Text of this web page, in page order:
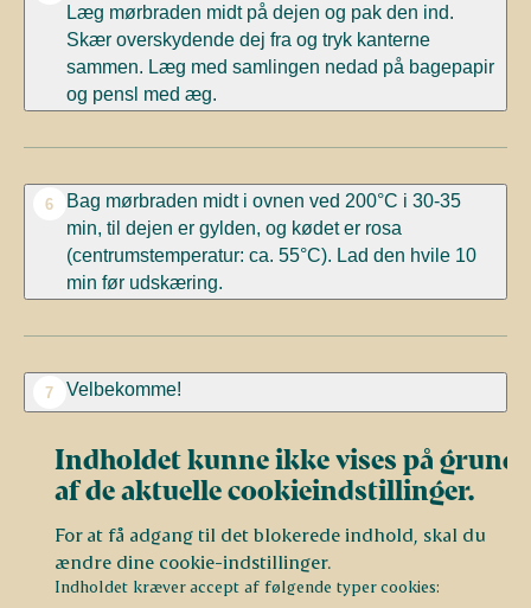
Læg mørbraden midt på dejen og pak den ind.
Skær overskydende dej fra og tryk kanterne
sammen. Læg med samlingen nedad på bagepapir
og pensl med æg.
6
Bag mørbraden midt i ovnen ved 200°C i 30-35
min, til dejen er gylden, og kødet er rosa
(centrumstemperatur: ca. 55°C). Lad den hvile 10
min før udskæring.
7 Velbekomme!
Indholdet kunne ikke vises på grund
af de aktuelle cookieindstillinger.
For at få adgang til det blokerede indhold, skal du
ændre dine cookie-indstillinger.
Indholdet kræver accept af følgende typer cookies: